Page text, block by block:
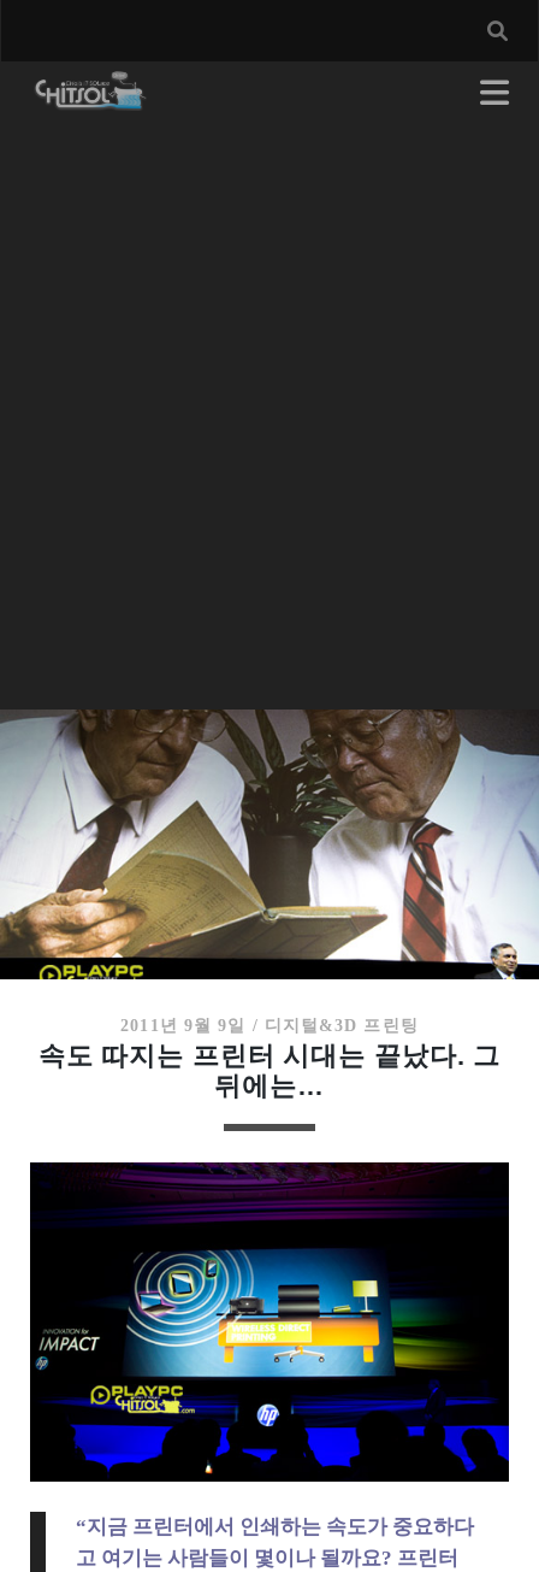
2011년 9월 9일 / 디지털&3D 프린팅
속도 따지는 프린터 시대는 끝났다. 그
뒤에는…
“지금 프린터에서 인쇄하는 속도가 중요하다
고 여기는 사람들이 몇이나 될까요? 프린터